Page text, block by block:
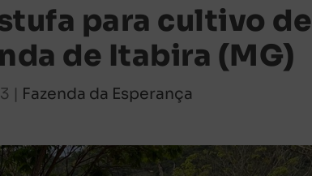
para cultivo de
de Itabira (MG)
| Fazenda da Esperança